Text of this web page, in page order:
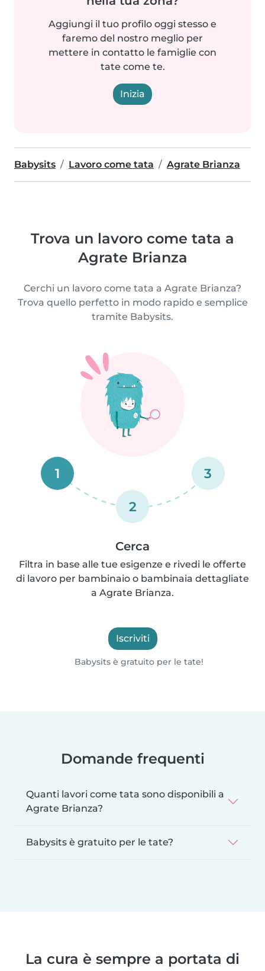
Aggiungi il tuo profilo oggi stesso e
faremo del nostro meglio per
mettere in contatto le famiglie con
tate come te.
Inizia
Babysits Lavoro come tata Agrate Brianza
Trova un lavoro come tata a
Agrate Brianza
Cerchi un lavoro come tata a Agrate Brianza?
Trova quello perfetto in modo rapido e semplice
tramite Babysits.
1
2
3
Cerca
Filtra in base alle tue esigenze e rivedi le offerte
di lavoro per bambinaio o bambinaia dettagliate
a Agrate Brianza.
Iscriviti
Babysits è gratuito per le tate!
Domande frequenti
Quanti lavori come tata sono disponibili a
Agrate Brianza?
Babysits è gratuito per le tate?
La cura è sempre a portata di